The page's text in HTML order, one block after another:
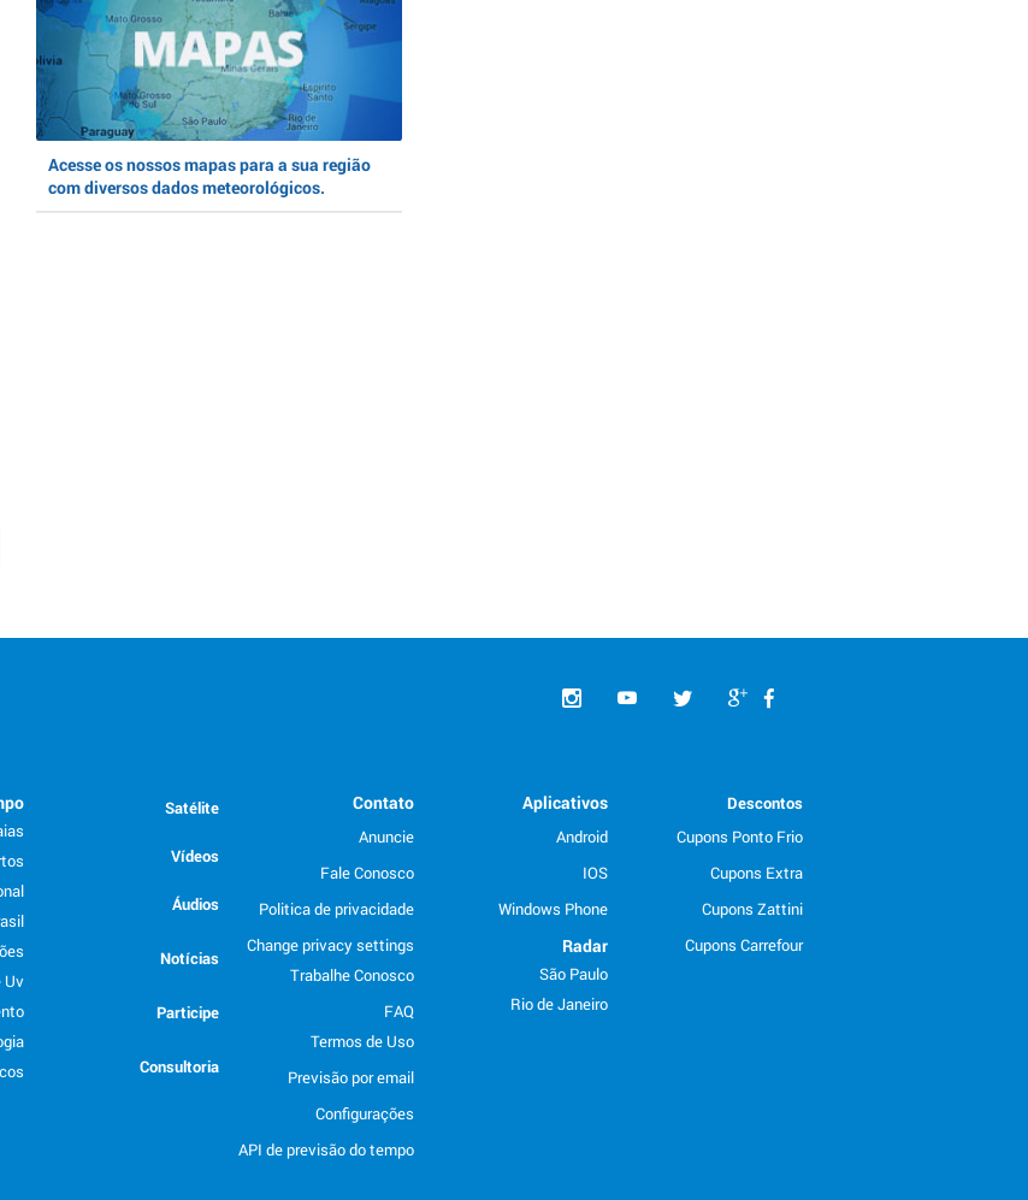
Acesse os nossos mapas para a sua região
com diversos dados meteorológicos.
Descontos
Cupons Ponto Frio
Cupons Extra
Cupons Zattini
Cupons Carrefour
Aplicativos
Android
IOS
Windows Phone
Radar
São Paulo
Rio de Janeiro
Contato
Anuncie
Fale Conosco
Politica de privacidade
Change privacy settings
Trabalhe Conosco
FAQ
Termos de Uso
Previsão por email
Configurações
API de previsão do tempo
Satélite
Vídeos
Áudios
Notícias
Participe
Consultoria
Uv